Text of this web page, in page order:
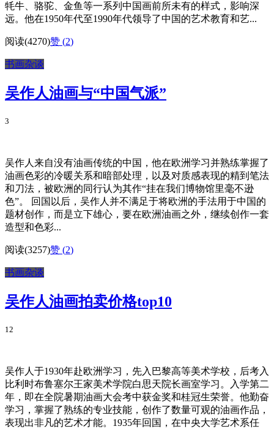
牦牛、骆驼、金鱼等一系列中国画前所未有的样式，影响深
远。他在1950年代至1990年代领导了中国的艺术教育和艺...
阅读(4270)赞 (2)
书画杂谈
吴作人油画与“中国气派”
3
吴作人来自没有油画传统的中国，他在欧洲学习并熟练掌握了
油画色彩的冷暖关系和暗部处理，以及对质感表现的精到笔法
和刀法，被欧洲的同行认为其作“挂在我们博物馆里毫不逊
色”。 回国以后，吴作人并不满足于将欧洲的手法用于中国的
题材创作，而是立下雄心，要在欧洲油画之外，继续创作一套
造型和色彩...
阅读(3257)赞 (2)
书画杂谈
吴作人油画拍卖价格top10
12
吴作人于1930年赴欧洲学习，先入巴黎高等美术学校，后考入
比利时布鲁塞尔王家美术学院白思天院长画室学习。入学第二
年，即在全院暑期油画大会考中获金奖和桂冠生荣誉。他勤奋
学习，掌握了熟练的专业技能，创作了数量可观的油画作品，
表现出非凡的艺术才能。1935年回国，在中央大学艺术系任